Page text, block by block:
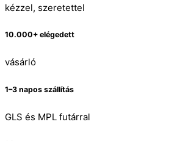
kézzel, szeretettel
10.000+ elégedett
vásárló
1–3 napos szállítás
GLS és MPL futárral